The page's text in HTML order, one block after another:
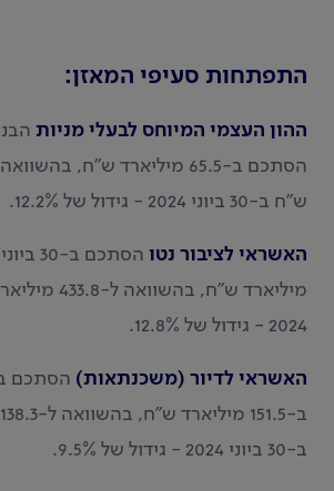
התפתחות סעיפי המאזן:
ההון העצמי המיוחס לבעלי מניות
ש"ח ב-30 ביוני 2024 - גידול של 12.2%.
האשראי לציבור נטו
2024 - גידול של 12.8%.
האשראי לדיור (משכנתאות)
ב-30 ביוני 2024 - גידול של 9.5%.